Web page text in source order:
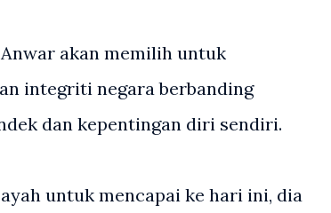
akan memilih untuk
integriti negara berbanding
dan kepentingan diri sendiri.
untuk mencapai ke hari ini, dia